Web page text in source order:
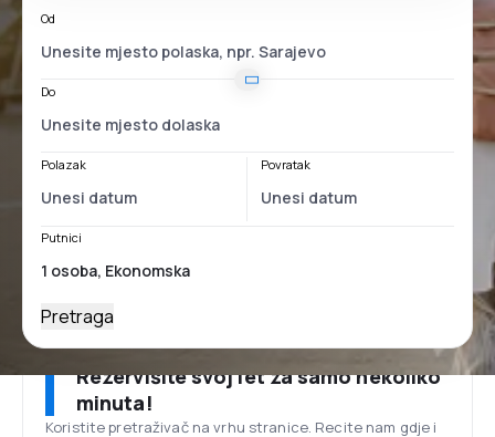
Od
Do
Polazak Povratak
Putnici
Pretraga
Rezervišite svoj let za samo nekoliko
minuta!
Koristite pretraživač na vrhu stranice. Recite nam gdje i